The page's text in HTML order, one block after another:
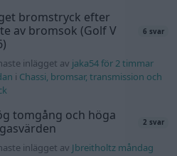
bromstryck efter
av bromsok (Golf V
6 svar
inlägget av jaka54 för 2 timmar
i Chassi, bromsar, transmission och
tomgång och höga
2 svar
inlägget av Jbreitholtz måndag